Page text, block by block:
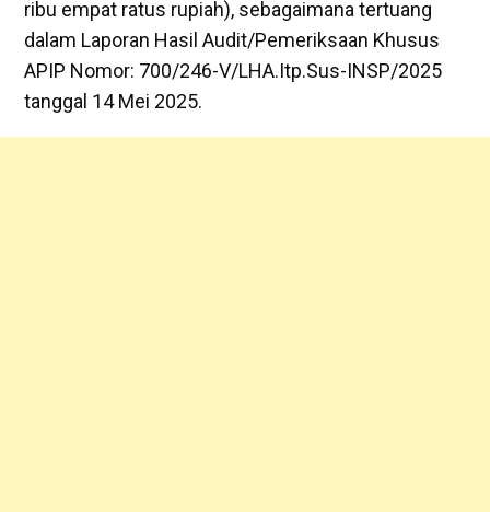
ribu empat ratus rupiah), sebagaimana tertuang
dalam Laporan Hasil Audit/Pemeriksaan Khusus
APIP Nomor: 700/246-V/LHA.Itp.Sus-INSP/2025
tanggal 14 Mei 2025.